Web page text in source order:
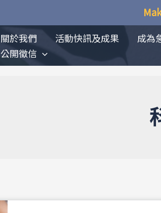
關於我們 活動快訊及成果 成為
公開徵信